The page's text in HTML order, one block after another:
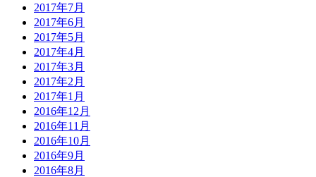
2017年7月
2017年6月
2017年5月
2017年4月
2017年3月
2017年2月
2017年1月
2016年12月
2016年11月
2016年10月
2016年9月
2016年8月